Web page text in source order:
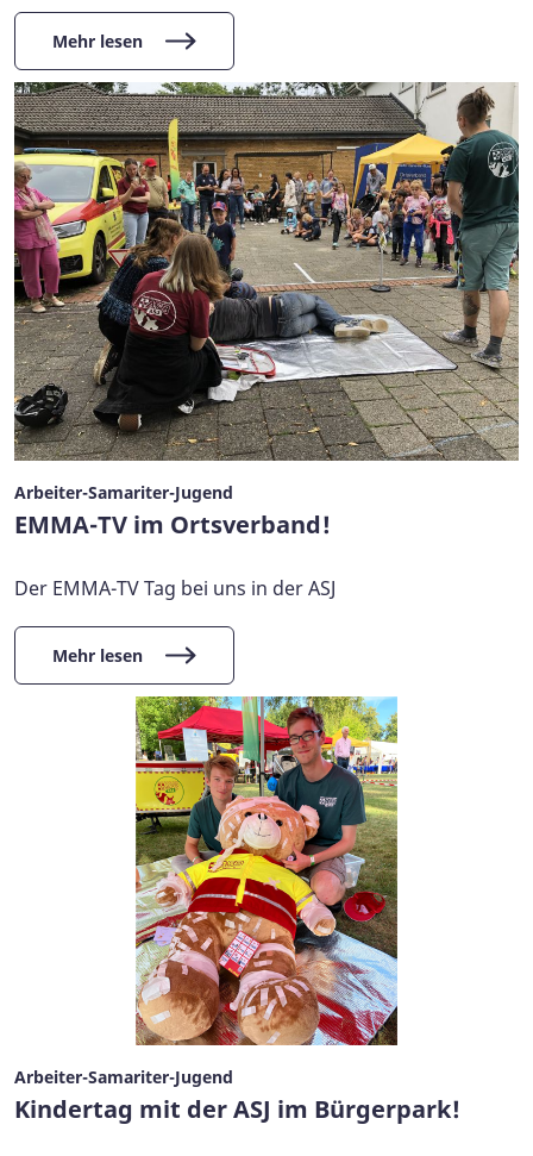
Mehr lesen
Arbeiter-Samariter-Jugend
EMMA-TV im Ortsverband!
Der EMMA-TV Tag bei uns in der ASJ
Mehr lesen
Arbeiter-Samariter-Jugend
Kindertag mit der ASJ im Bürgerpark!